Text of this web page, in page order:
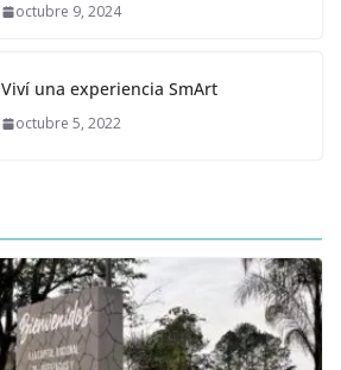
octubre 9, 2024
Viví una experiencia SmArt
octubre 5, 2022